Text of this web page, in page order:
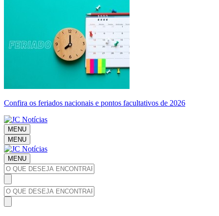
Confira os feriados nacionais e pontos facultativos de 2026
MENU
MENU
MENU